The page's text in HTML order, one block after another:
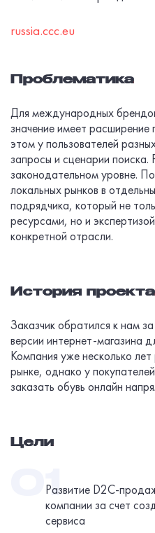
Проблематика
Для международных
значение имеет расширение
этом у пользователей
запросы и сценарии поиска.
законодательном уровне.
локальных рынков в
подрядчика, который не
ресурсами, но и
конкретной отрасли.
История проекта
Заказчик обратился к нам
версии интернет-магазина
Компания уже несколько
рынке, однако у
заказать обувь онлайн
Цели
Развитие D2C-
компании за счет
сервиса
russia.ccc.eu